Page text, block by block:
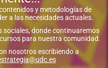
y metodologías de
a las necesidades actuales.
sociales, donde continuaremos
para nuestra comunidad.
nosotros escribiendo a